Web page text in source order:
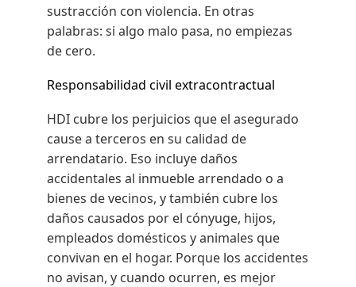
sustracción con violencia. En otras
palabras: si algo malo pasa, no empiezas
de cero.
Responsabilidad civil extracontractual
HDI cubre los perjuicios que el asegurado
cause a terceros en su calidad de
arrendatario. Eso incluye daños
accidentales al inmueble arrendado o a
bienes de vecinos, y también cubre los
daños causados por el cónyuge, hijos,
empleados domésticos y animales que
convivan en el hogar. Porque los accidentes
no avisan, y cuando ocurren, es mejor